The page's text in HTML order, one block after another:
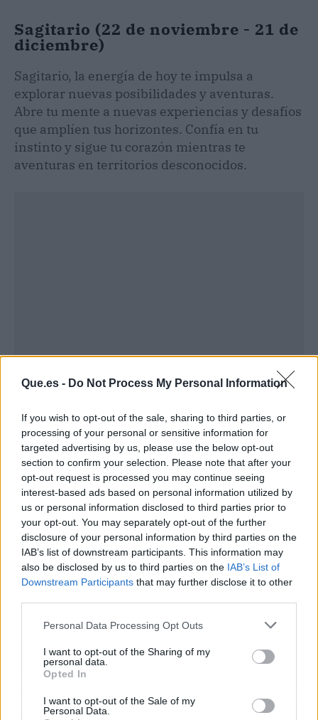
Que.es - Do Not Process My Personal Information
If you wish to opt-out of the sale, sharing to third parties, or
processing of your personal or sensitive information for
targeted advertising by us, please use the below opt-out
section to confirm your selection. Please note that after your
opt-out request is processed you may continue seeing
interest-based ads based on personal information utilized by
us or personal information disclosed to third parties prior to
your opt-out. You may separately opt-out of the further
disclosure of your personal information by third parties on the
IAB’s list of downstream participants. This information may
also be disclosed by us to third parties on the IAB’s List of
Downstream Participants that may further disclose it to other
Personal Data Processing Opt Outs
I want to opt-out of the Sharing of my
personal data.
Opted In
I want to opt-out of the Sale of my
Personal Data.
Sagitario (22 de noviembre - 21 de
diciembre)
Sagitario, la energía de hoy te impulsa a
explorar nuevas posibilidades y aventuras.
Abre tu mente a nuevas experiencias y desafíos
que amplíen tus horizontes. Confía en tu
instinto y sigue tu corazón mientras te
aventuras en territorios desconocidos.
Capricornio (22 de diciembre - 19
de enero)
Capricornio, hoy es un buen día para conectarte
con tu intuición y escuchar la voz de tu corazón.